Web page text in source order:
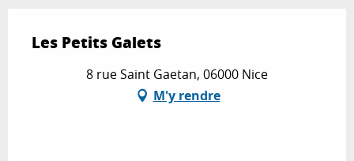
Les Petits Galets
8 rue Saint Gaetan, 06000 Nice
M'y rendre